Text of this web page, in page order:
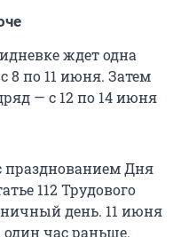
ждет одна
8 по 11 июня. Затем
— с 12 по 14 июня
празднованием Дня
112Трудового
день. 11 июня
час раньше.